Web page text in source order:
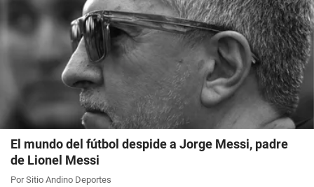
El mundo del fútbol despide a Jorge Messi, padre
de Lionel Messi
Por Sitio Andino Deportes